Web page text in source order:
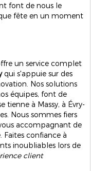
font de nous le
fête en un moment
un service complet
qui s'appuie sur des
Nos solutions
équipes, font de
tienne à Massy, à Évry-
Nous sommes fiers
accompagnant de
confiance à
inoubliables lors de
client